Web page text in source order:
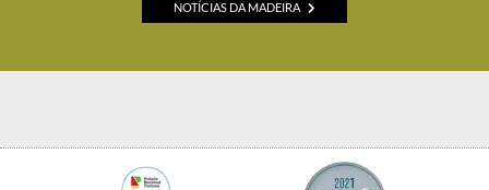
NOTÍCIAS DA MADEIRA